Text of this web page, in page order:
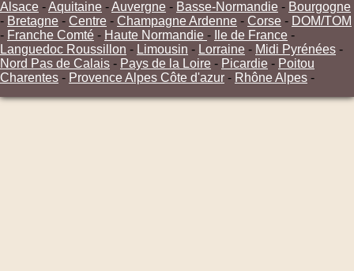
Alsace -Aquitaine -Auvergne - Basse-Normandie - Bourgogne
- Bretagne - Centre - Champagne Ardenne - Corse - DOM/TOM
- Franche Comté - Haute Normandie - Ile de France -
Languedoc Roussillon - Limousin - Lorraine - Midi Pyrénées -
Nord Pas de Calais - Pays de la Loire - Picardie - Poitou
Charentes - Provence Alpes Côte d'azur - Rhône Alpes -